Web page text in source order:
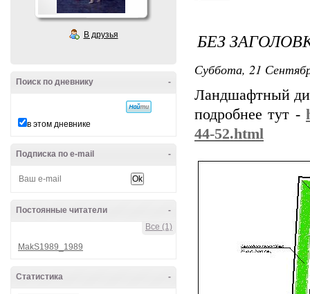
В друзья
-
Поиск по дневнику
в этом дневнике
-
Подписка по e-mail
-
Постоянные читатели
Все (1)
MakS1989_1989
-
Статистика
БЕЗ
Суббота, 21
Ландшафтный
подробнее тут -
44-52.html